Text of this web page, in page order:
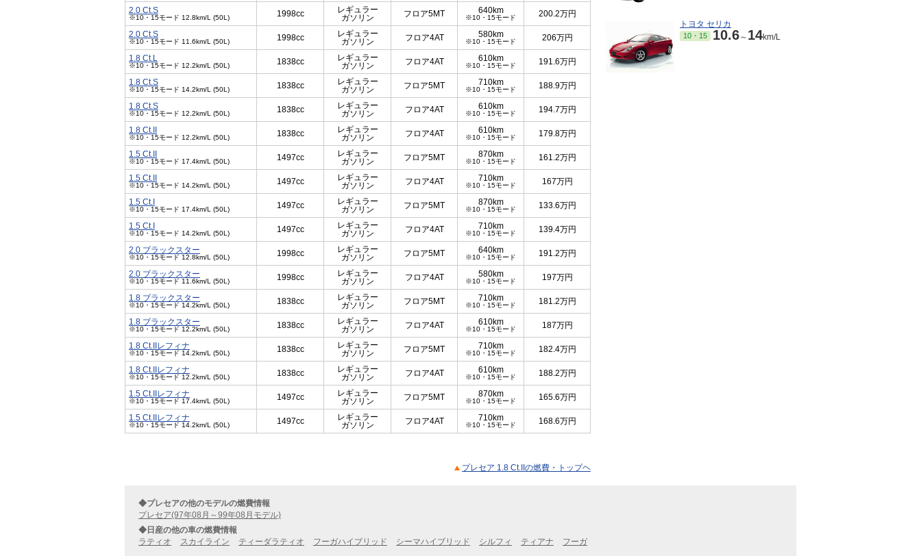
2.0 Ct.S
※10・15モード 12.8km/L (50L) 1998cc
レギュラー
ガソリン
フロア5MT 640km
※10・15モード 200.2万円
2.0 Ct.S
※10・15モード 11.6km/L (50L) 1998cc
レギュラー
ガソリン
フロア4AT 580km
※10・15モード 206万円
1.8 Ct.L
※10・15モード 12.2km/L (50L) 1838cc
レギュラー
ガソリン
フロア4AT 610km
※10・15モード 191.6万円
1.8 Ct.S
※10・15モード 14.2km/L (50L) 1838cc
レギュラー
ガソリン
フロア5MT 710km
※10・15モード 188.9万円
1.8 Ct.S
※10・15モード 12.2km/L (50L) 1838cc
レギュラー
ガソリン
フロア4AT 610km
※10・15モード 194.7万円
1.8 Ct.II
※10・15モード 12.2km/L (50L) 1838cc
レギュラー
ガソリン
フロア4AT 610km
※10・15モード 179.8万円
1.5 Ct.II
※10・15モード 17.4km/L (50L) 1497cc
レギュラー
ガソリン
フロア5MT 870km
※10・15モード 161.2万円
1.5 Ct.II
※10・15モード 14.2km/L (50L) 1497cc
レギュラー
ガソリン
フロア4AT 710km
※10・15モード 167万円
1.5 Ct.I
※10・15モード 17.4km/L (50L) 1497cc
レギュラー
ガソリン
フロア5MT 870km
※10・15モード 133.6万円
1.5 Ct.I
※10・15モード 14.2km/L (50L) 1497cc
レギュラー
ガソリン
フロア4AT 710km
※10・15モード 139.4万円
2.0 ブラックスター
※10・15モード 12.8km/L (50L) 1998cc
レギュラー
ガソリン
フロア5MT 640km
※10・15モード 191.2万円
2.0 ブラックスター
※10・15モード 11.6km/L (50L) 1998cc
レギュラー
ガソリン
フロア4AT 580km
※10・15モード 197万円
1.8 ブラックスター
※10・15モード 14.2km/L (50L) 1838cc
レギュラー
ガソリン
フロア5MT 710km
※10・15モード 181.2万円
1.8 ブラックスター
※10・15モード 12.2km/L (50L) 1838cc
レギュラー
ガソリン
フロア4AT 610km
※10・15モード 187万円
1.8 Ct.IIレフィナ
※10・15モード 14.2km/L (50L) 1838cc
レギュラー
ガソリン
フロア5MT 710km
※10・15モード 182.4万円
1.8 Ct.IIレフィナ
※10・15モード 12.2km/L (50L) 1838cc
レギュラー
ガソリン
フロア4AT 610km
※10・15モード 188.2万円
1.5 Ct.IIレフィナ
※10・15モード 17.4km/L (50L) 1497cc
レギュラー
ガソリン
フロア5MT 870km
※10・15モード 165.6万円
1.5 Ct.IIレフィナ
※10・15モード 14.2km/L (50L) 1497cc
レギュラー
ガソリン
フロア4AT 710km
※10・15モード 168.6万円
プレセア 1.8 Ct.IIの燃費・トップヘ
トヨタ セリカ
10・15 10.6～ 14km/L
◆プレセアの他のモデルの燃費情報
プレセア(97年08月～99年08月モデル)
◆日産の他の車の燃費情報
ラティオ
スカイライン ティーダラティオ フーガハイブリッド シーマハイブリッド シルフィ ティアナ フーガ